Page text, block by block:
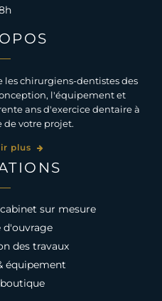
chirurgiens-dentistes des
l'équipement et
ans d'exercice dentaire à
de votre projet.
plus
sur mesure
d'ouvrage
des travaux
équipement